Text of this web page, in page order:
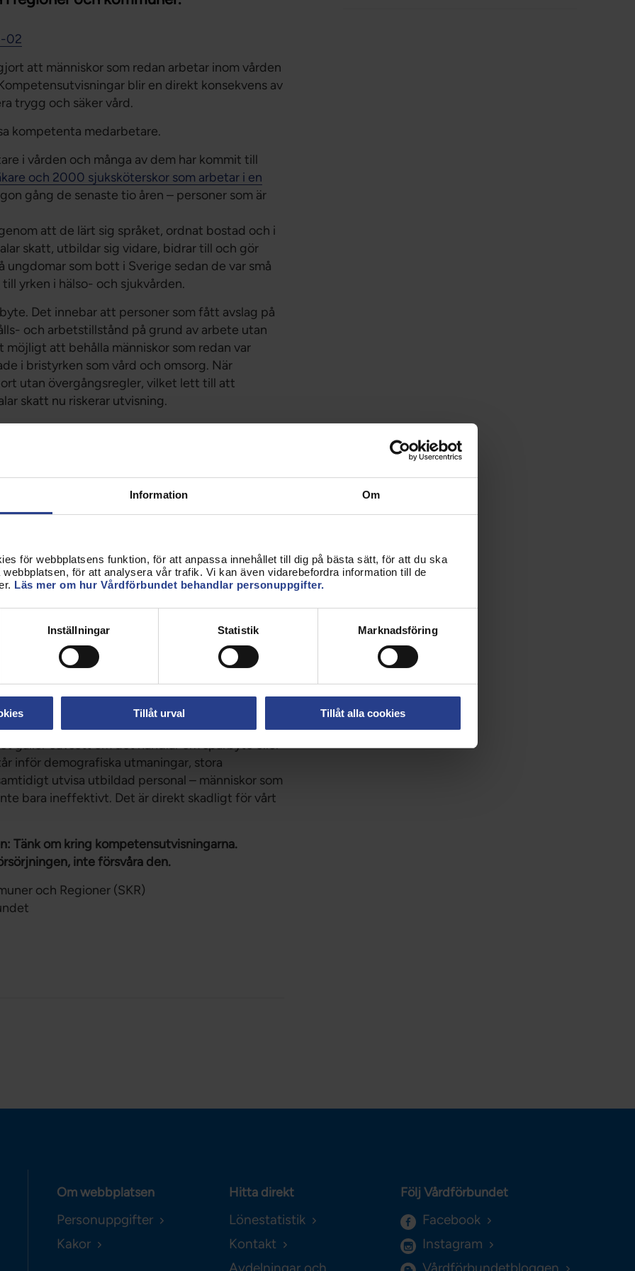
Information Om
för webbplatsens funktion, för att anpassa innehållet till dig på bästa sätt, för att du ska
för att analysera vår trafik. Vi kan även vidarebefordra information till de
Läs mer om hur Vårdförbundet behandlar personuppgifter.
Inställningar Statistik Marknadsföring
Tillåt urval Tillåt alla cookies
Förtroendevald
02
att människor som redan arbetar inom vården
blir en direkt konsekvens av
trygg och säker vård.
kompetenta medarbetare.
i vården och många av dem har kommit till
och 2000 sjuksköterskor som arbetar i en
gång de senaste tio åren – personer som är
att de lärt sig språket, ordnat bostad och i
skatt, utbildar sig vidare, bidrar till och gör
ungdomar som bott i Sverige sedan de var små
yrken i hälso- och sjukvården.
Det innebar att personer som fått avslag på
och arbetstillstånd på grund av arbete utan
att behålla människor som redan var
i bristyrken som vård och omsorg. När
utan övergångsregler, vilket lett till att
skatt nu riskerar utvisning.
personer fått utvisningsbeslut – trots att de
av dem, och trots att Sverige investerat i
att lagen ska slå mot kriminella. Vi är helt
som hindrar kriminella från att bedriva
från andra delar av världen för orimliga
slår mot medarbetare som sköter sitt
får stor negativ påverkan på svensk
för arbetskraftsinvandring till
Även det innebär att vi utvisar människor
inom vård och omsorg, så kommer
landet och dem som vill komma hit från andra
och har etablerat sig i Sverige nu
gäller oavsett om det handlar om spårbyte eller
inför demografiska utmaningar, stora
utvisa utbildad personal – människor som
bara ineffektivt. Det är direkt skadligt för vårt
Tänk om kring kompetensutvisningarna.
inte försvåra den.
och Regioner (SKR)
Om webbplatsen
Personuppgifter
Kakor
Hitta direkt
Lönestatistik
Kontakt
Följ Vårdförbundet
Facebook
Instagram